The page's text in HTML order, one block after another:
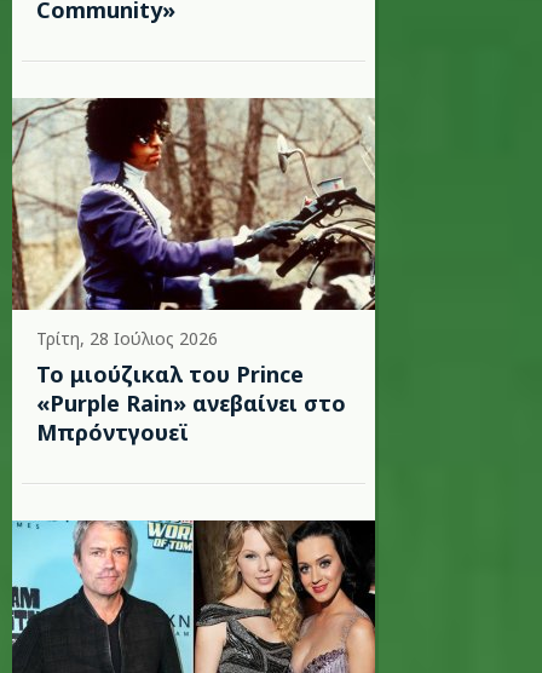
Community»
Τρίτη, 28 Ιούλιος 2026
Το μιούζικαλ του Prince
«Purple Rain» ανεβαίνει στο
Μπρόντγουεϊ